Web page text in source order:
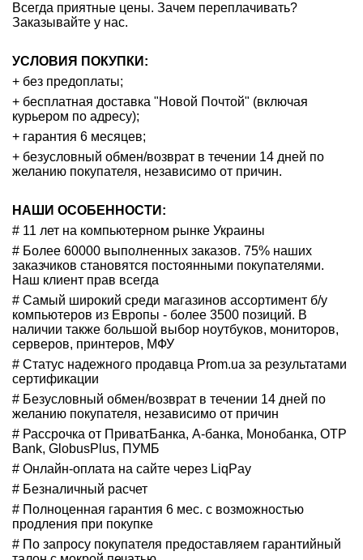
Всегда приятные цены. Зачем переплачивать?
Заказывайте у нас.
УСЛОВИЯ ПОКУПКИ:
+ без предоплаты;
+ бесплатная доставка "Новой Почтой" (включая
курьером по адресу);
+ гарантия 6 месяцев;
+ безусловный обмен/возврат в течении 14 дней по
желанию покупателя, независимо от причин.
НАШИ ОСОБЕННОСТИ:
# 11 лет на компьютерном рынке Украины
# Более 60000 выполненных заказов. 75% наших
заказчиков становятся постоянными покупателями.
Наш клиент прав всегда
# Самый широкий среди магазинов ассортимент б/у
компьютеров из Европы - более 3500 позиций. В
наличии также большой выбор ноутбуков, мониторов,
серверов, принтеров, МФУ
# Статус надежного продавца Prom.ua за результатами
сертификации
# Безусловный обмен/возврат в течении 14 дней по
желанию покупателя, независимо от причин
# Рассрочка от ПриватБанка, А-банка, Монобанка, OTP
Bank, GlobusPlus, ПУМБ
# Онлайн-оплата на сайте через LiqPay
# Безналичный расчет
# Полноценная гарантия 6 мес. с возможностью
продления при покупке
# По запросу покупателя предоставляем гарантийный